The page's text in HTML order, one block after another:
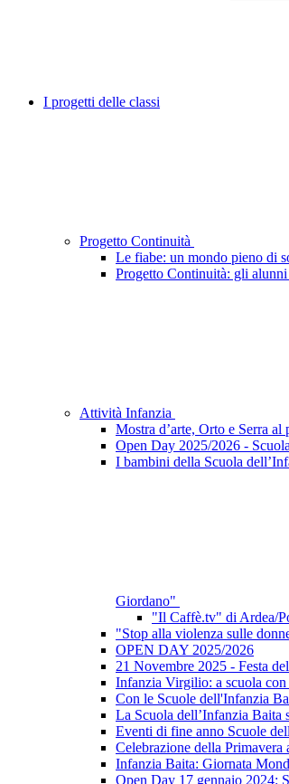
I progetti delle classi
Progetto Continuità
Le fiabe: un mondo pieno di
Progetto Continuità: gli
Attività Infanzia
Mostra d’arte, Orto e Serra al
Open Day 2025/2026 -
I bambini della Scuola
Giordano"
"Il Caffè.tv" di Ardea/
"Stop alla violenza sulle
OPEN DAY 2025/2026
21 Novembre 2025 - Festa
Infanzia Virgilio: a scuola
Con le Scuole dell'Infanzia
La Scuola dell’Infanzia Baita
Eventi di fine anno Scuole
Celebrazione della
Infanzia Baita: Giornata
Open Day 17 gennaio 2024: